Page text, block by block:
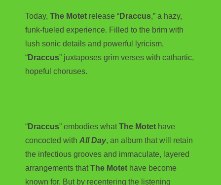
Today, The Motet release “Draccus,” a hazy,
funk-fueled experience. Filled to the brim with
lush sonic details and powerful lyricism,
“Draccus” juxtaposes grim verses with cathartic,
hopeful choruses.
“Draccus” embodies whatThe Motet have
concocted with All Day, an album that will retain
the infectious grooves and immaculate, layered
arrangements thatThe Motet have become
known for. But by recentering the listening